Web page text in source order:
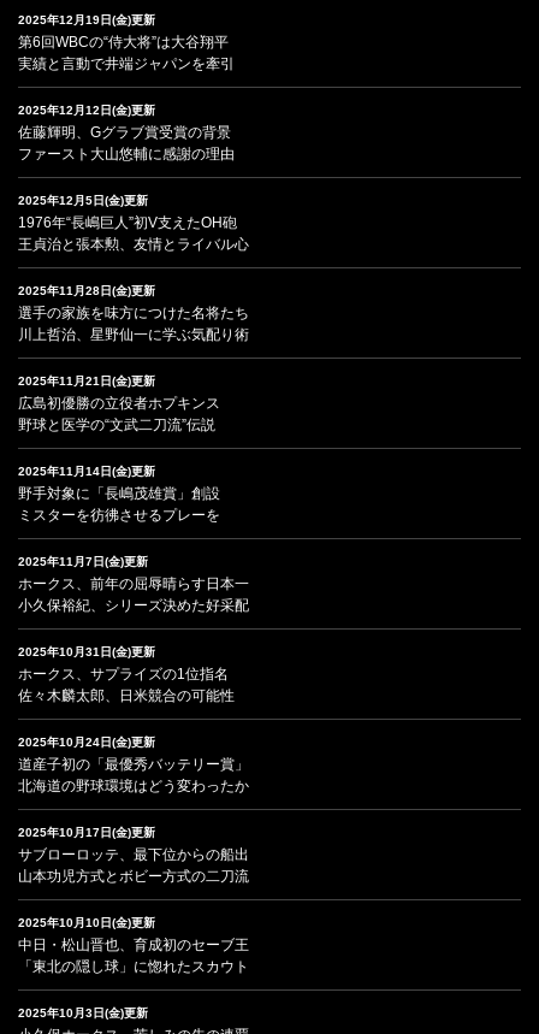
2025年12月19日(金)更新
第6回WBCの“侍大将”は大谷翔平
実績と言動で井端ジャパンを牽引
2025年12月12日(金)更新
佐藤輝明、Gグラブ賞受賞の背景
ファースト大山悠輔に感謝の理由
2025年12月5日(金)更新
1976年“長嶋巨人”初V支えたOH砲
王貞治と張本勲、友情とライバル心
2025年11月28日(金)更新
選手の家族を味方につけた名将たち
川上哲治、星野仙一に学ぶ気配り術
2025年11月21日(金)更新
広島初優勝の立役者ホプキンス
野球と医学の“文武二刀流”伝説
2025年11月14日(金)更新
野手対象に「長嶋茂雄賞」創設
ミスターを彷彿させるプレーを
2025年11月7日(金)更新
ホークス、前年の屈辱晴らす日本一
小久保裕紀、シリーズ決めた好采配
2025年10月31日(金)更新
ホークス、サプライズの1位指名
佐々木麟太郎、日米競合の可能性
2025年10月24日(金)更新
道産子初の「最優秀バッテリー賞」
北海道の野球環境はどう変わったか
2025年10月17日(金)更新
サブローロッテ、最下位からの船出
山本功児方式とボビー方式の二刀流
2025年10月10日(金)更新
中日・松山晋也、育成初のセーブ王
「東北の隠し球」に惚れたスカウト
2025年10月3日(金)更新